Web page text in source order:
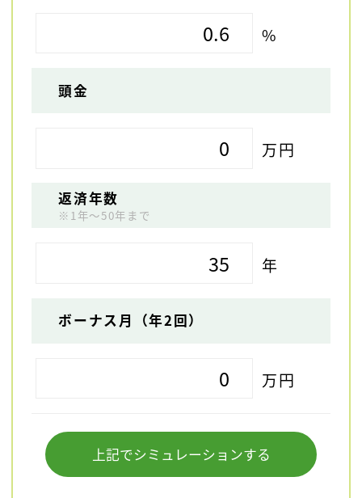
%
頭金
万円
返済年数
※1年～50年まで
年
ボーナス月（年2回）
万円
上記でシミュレーションする